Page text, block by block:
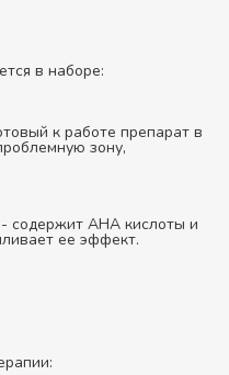
в наборе:
к работе препарат в
зону,
содержит АНА кислоты и
ее эффект.